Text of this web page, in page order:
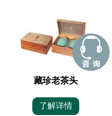
藏珍老茶头
了解详情